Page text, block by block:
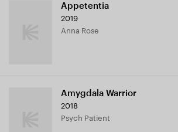
Appetentia
2019
Anna Rose
Amygdala Warrior
2018
Psych Patient